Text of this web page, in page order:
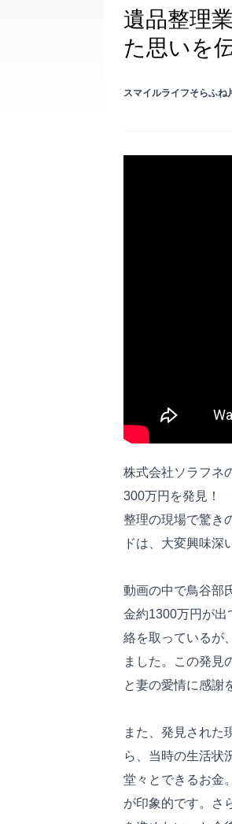
遺品整理
た思いを
スマイルライフそらふね
株式会社ソラフネ
300万円を発見！
整理の現場で驚き
ドは、大変興味深
動画の中で鳥谷部
金約1300万円が出
絡を取っているが
ました。この発見
と妻の愛情に感謝
また、発見された
ら、当時の生活状
堂々とできるお金。
が印象的です。さ